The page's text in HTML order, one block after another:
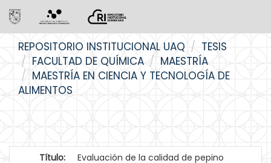
navigation
REPOSITORIO INSTITUCIONAL UAQ
TESIS
FACULTAD DE QUÍMICA
MAESTRÍA
MAESTRÍA EN CIENCIA Y TECNOLOGÍA DE
ALIMENTOS
Título:
Evaluación de la calidad de pepino